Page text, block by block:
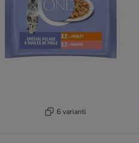
6 varianti